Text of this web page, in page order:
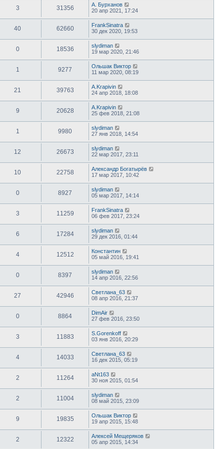
3 31356
А. Бурханов
20 апр 2021, 17:24
40 62660
FrankSinatra
30 дек 2020, 19:53
0 18536
slydiman
19 мар 2020, 21:46
1 9277
Ольшак Виктор
11 мар 2020, 08:19
21 39763
A.Krapivin
24 апр 2018, 18:08
9 20628
A.Krapivin
25 фев 2018, 21:08
1 9980
slydiman
27 янв 2018, 14:54
12 26673
slydiman
22 мар 2017, 23:11
10 22758
Александр Богатырёв
17 мар 2017, 10:42
0 8927
slydiman
05 мар 2017, 14:14
3 11259
FrankSinatra
06 фев 2017, 23:24
6 17284
slydiman
29 дек 2016, 01:44
4 12512
Константин
05 май 2016, 19:41
0 8397
slydiman
14 апр 2016, 22:56
27 42946
Светлана_63
08 апр 2016, 21:37
0 8864
DimAir
27 фев 2016, 23:50
3 11883
S.Gorenkoff
03 янв 2016, 20:29
4 14033
Светлана_63
16 дек 2015, 05:19
2 11264
aNt163
30 ноя 2015, 01:54
2 11004
slydiman
08 май 2015, 23:09
9 19835
Ольшак Виктор
19 апр 2015, 15:48
2 12322
Алексей Мещеряков
05 апр 2015, 14:34